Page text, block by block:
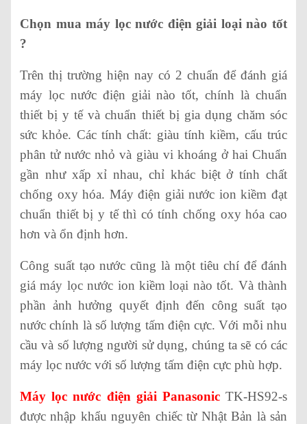
Chọn mua máy lọc nước điện giải loại nào tốt
?
Trên thị trường hiện nay có 2 chuẩn để đánh giá
máy lọc nước điện giải nào tốt, chính là chuẩn
thiết bị y tế và chuẩn thiết bị gia dụng chăm sóc
sức khỏe. Các tính chất: giàu tính kiềm, cấu trúc
phân tử nước nhỏ và giàu vi khoáng ở hai Chuẩn
gần như xấp xỉ nhau, chỉ khác biệt ở tính chất
chống oxy hóa. Máy điện giải nước ion kiềm đạt
chuẩn thiết bị y tế thì có tính chống oxy hóa cao
hơn và ổn định hơn.
Công suất tạo nước cũng là một tiêu chí để đánh
giá máy lọc nước ion kiềm loại nào tốt. Và thành
phần ảnh hưởng quyết định đến công suất tạo
nước chính là số lượng tấm điện cực. Với mỗi nhu
cầu và số lượng người sử dụng, chúng ta sẽ có các
máy lọc nước với số lượng tấm điện cực phù hợp.
Máy lọc nước điện giải PanasonicTK-HS92-s
được nhập khẩu nguyên chiếc từ Nhật Bản là sản